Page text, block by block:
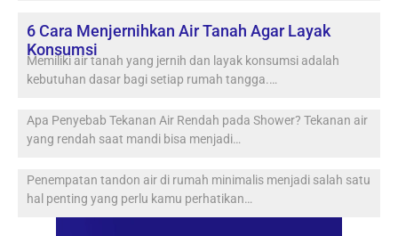
6 Cara Menjernihkan Air Tanah Agar Layak
Konsumsi
Memiliki air tanah yang jernih dan layak konsumsi adalah
kebutuhan dasar bagi setiap rumah tangga.…
Apa Penyebab Tekanan Air Rendah pada Shower? Tekanan air
yang rendah saat mandi bisa menjadi…
Penempatan tandon air di rumah minimalis menjadi salah satu
hal penting yang perlu kamu perhatikan…